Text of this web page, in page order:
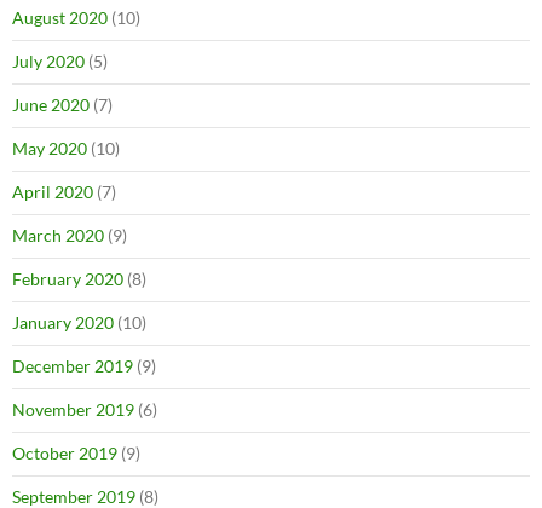
August 2020 (10)
July 2020 (5)
June 2020 (7)
May 2020 (10)
April 2020 (7)
March 2020 (9)
February 2020 (8)
January 2020 (10)
December 2019 (9)
November 2019 (6)
October 2019 (9)
September 2019 (8)